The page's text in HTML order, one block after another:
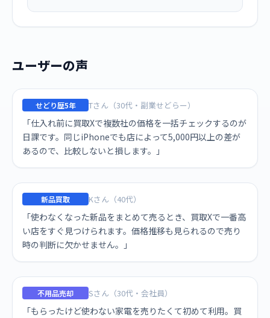
ユーザーの声
せどり歴5年 Tさん（30代・副業せどらー）
「仕入れ前に買取Xで複数社の価格を一括チェックするのが
日課です。同じiPhoneでも店によって5,000円以上の差が
あるので、比較しないと損します。」
新品買取 Kさん（40代）
「使わなくなった新品をまとめて売るとき、買取Xで一番高
い店をすぐ見つけられます。価格推移も見られるので売り
時の判断に欠かせません。」
不用品売却 Sさん（30代・会社員）
「もらったけど使わない家電を売りたくて初めて利用。買